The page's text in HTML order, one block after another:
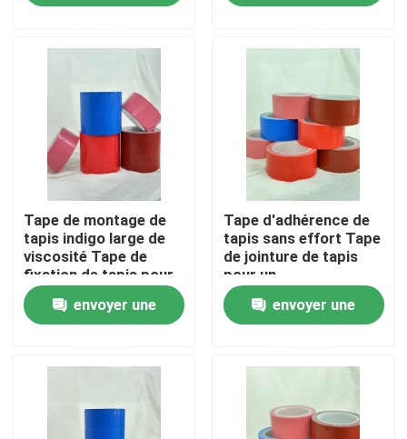
A propos de nous
Visite d'usine
Contrôle de la qualité
Contact
Demande de soumission
ruban adhésif de fonte chaude
Ruban adhésif de tapis
Tape de montage de
tapis indigo large de
viscosité Tape de
fixation de tapis pour
des sols sans soudure
et sécurisésenvoyer une
Tape d'adhérence de
tapis sans effort Tape
de jointure de tapis
pour un
repositionnement
facile envoyer une